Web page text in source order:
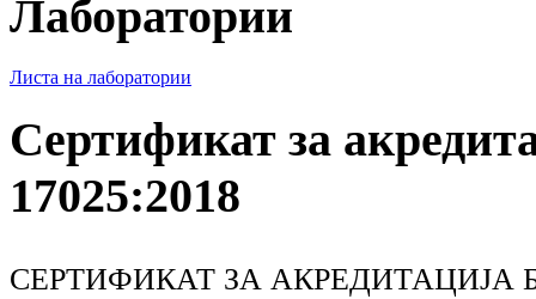
Лаборатории
Листа на лаборатории
Сертификат за
17025:2018
СЕРТИФИКАТ ЗА АКРЕДИТАЦИЈА